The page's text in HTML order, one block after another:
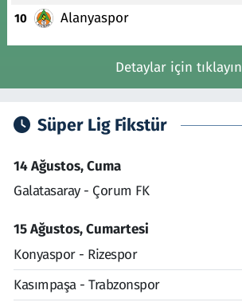
10 Alanyaspor
Detaylar için tıklayın
Süper Lig Fikstür
14 Ağustos, Cuma
Galatasaray - Çorum FK
15 Ağustos, Cumartesi
Konyaspor - Rizespor
Kasımpaşa - Trabzonspor